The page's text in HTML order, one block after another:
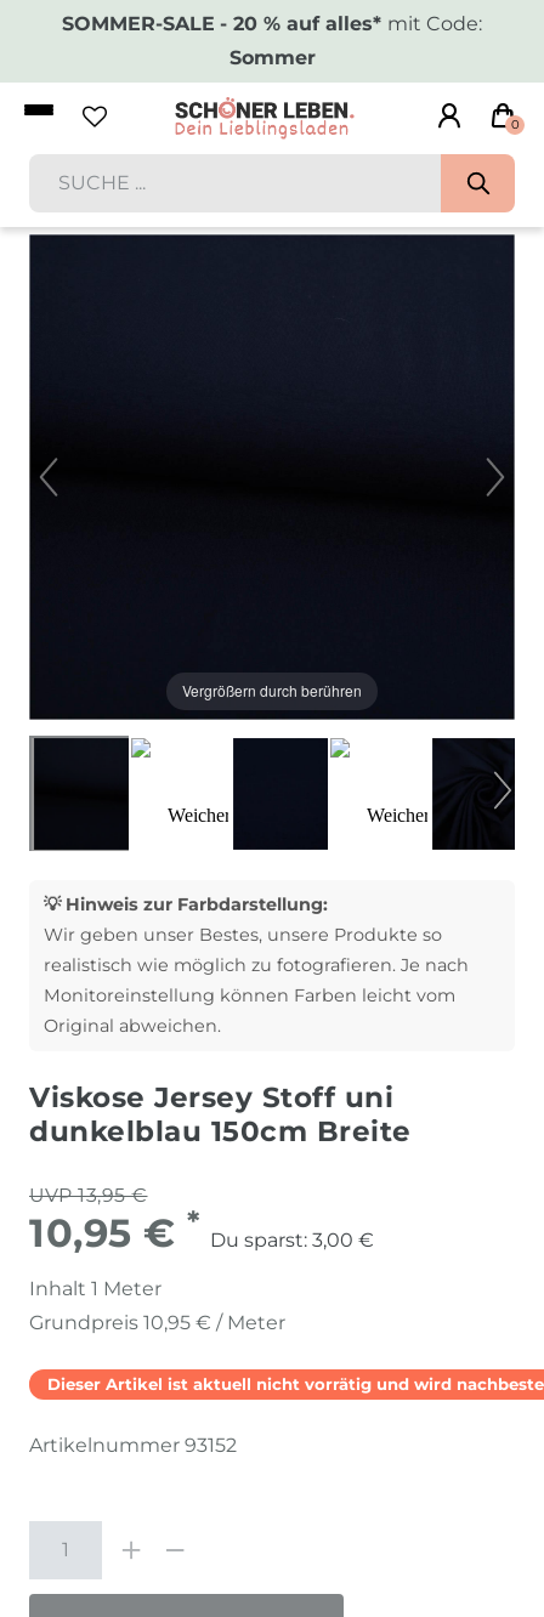
SOMMER-SALE - 20 % auf alles* mit Code:
Sommer
0
Vergrößern durch berühren
💡 Hinweis zur Farbdarstellung:
Wir geben unser Bestes, unsere Produkte so
realistisch wie möglich zu fotografieren. Je nach
Monitoreinstellung können Farben leicht vom
Original abweichen.
Viskose Jersey Stoff uni
dunkelblau 150cm Breite
UVP 13,95 €
10,95 € *
Du sparst: 3,00 €
Inhalt 1 Meter
Grundpreis 10,95 € / Meter
Dieser Artikel ist aktuell nicht vorrätig und wird
Artikelnummer 93152